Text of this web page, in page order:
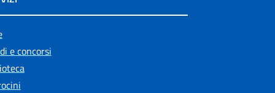
e concorsi